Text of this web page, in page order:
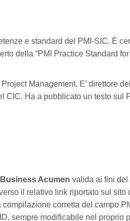
e standard del PMI-SIC. È
della “PMI Practice Standard for
Management. E’ direttore
Ha a pubblicato un testo sul
Acumen valida ai fini del
il relativo link riportato sul
corretta del campo
sempre modificabile nel proprio